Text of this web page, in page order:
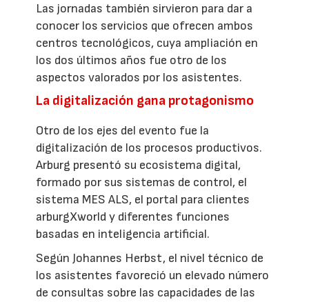
Las jornadas también sirvieron para dar a
conocer los servicios que ofrecen ambos
centros tecnológicos, cuya ampliación en
los dos últimos años fue otro de los
aspectos valorados por los asistentes.
La digitalización gana protagonismo
Otro de los ejes del evento fue la
digitalización de los procesos productivos.
Arburg presentó su ecosistema digital,
formado por sus sistemas de control, el
sistema MES ALS, el portal para clientes
arburgXworld y diferentes funciones
basadas en inteligencia artificial.
Según Johannes Herbst, el nivel técnico de
los asistentes favoreció un elevado número
de consultas sobre las capacidades de las